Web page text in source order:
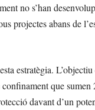
no s’han
projectes abans de
estratègia.
que sumen
davant d’un